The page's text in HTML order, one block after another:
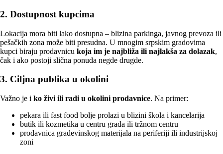
2. Dostupnost kupcima
Lokacija mora biti lako dostupna – blizina parkinga, javnog prevoza ili
pešačkih zona može biti presudna. U mnogim srpskim gradovima
kupci biraju prodavnicu koja im je najbliža ili najlakša za dolazak,
čak i ako postoji slična ponuda negde drugde.
3. Ciljna publika u okolini
Važno je i ko živi ili radi u okolini prodavnice. Na primer:
pekara ili fast food bolje prolazi u blizini škola i kancelarija
butik ili kozmetika u centru grada ili tržnom centru
prodavnica građevinskog materijala na periferiji ili industrijskoj
zoni